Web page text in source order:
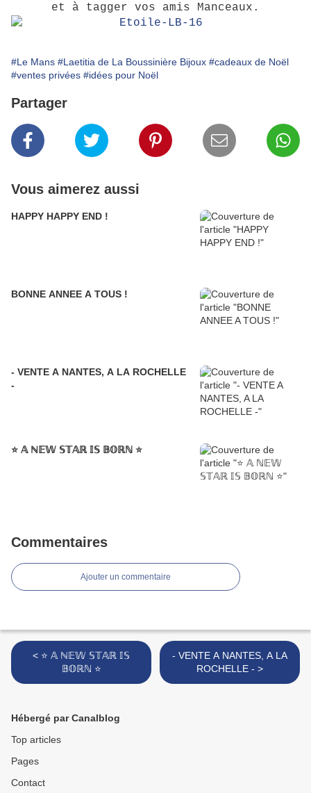
et à tagger vos amis Manceaux.
#Le Mans #Laetitia de La Boussinière Bijoux #cadeaux de Noël
#ventes privées #idées pour Noël
Partager
Vous aimerez aussi
HAPPY HAPPY END !
BONNE ANNEE A TOUS !
- VENTE A NANTES, A LA ROCHELLE
-
⭐️ 𝔸 ℕ𝔼𝕎 𝕊𝕋𝔸ℝ 𝕀𝕊 𝔹𝕆ℝℕ ⭐️
Commentaires
Ajouter un commentaire
< ⭐️ 𝔸 ℕ𝔼𝕎 𝕊𝕋𝔸ℝ 𝕀𝕊
𝔹𝕆ℝℕ ⭐️
- VENTE A NANTES, A LA
ROCHELLE - >
Hébergé par Canalblog
Top articles
Pages
Contact